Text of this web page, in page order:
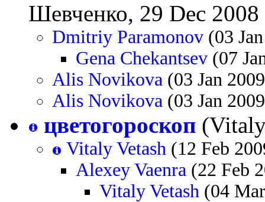
Шевченко, 29 Dec
Dmitriy Paramonov (03
Gena Chekantsev (07
Alis Novikova (03 Jan
Alis Novikova (03 Jan
цветогороскоп
Vitaly Vetash (12 Feb
Alexey Vaenra (22 Feb
Vitaly Vetash (04